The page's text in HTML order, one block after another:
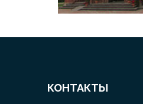
КОНТАКТЫ